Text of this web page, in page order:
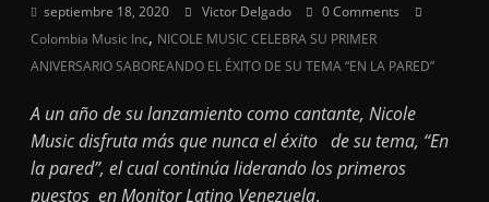
septiembre 18, 2020 Victor Delgado
0 Comments
Colombia Music Inc, NICOLE MUSIC CELEBRA SU PRIMER
ANIVERSARIO SABOREANDO EL ÉXITO DE SU TEMA “EN LA PARED”
A un año de su lanzamiento como cantante, Nicole
Music disfruta más que nunca el éxito de su tema, “En
la pared”, el cual continúa liderando los primeros
puestos en Monitor Latino Venezuela.